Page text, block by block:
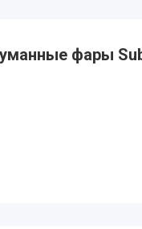
фары